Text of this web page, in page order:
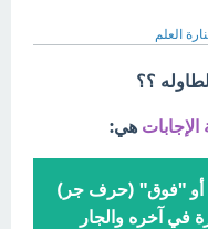
العلم
؟؟
الإجابات هي:
أو "فوق" (حرف جر)
في آخره والجار